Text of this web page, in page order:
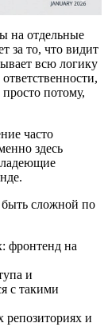
на отдельные
за то, что видит
всю логику
потому,
часто
здесь
сложной по
фронтенд на
и
с такими
репозиториях и